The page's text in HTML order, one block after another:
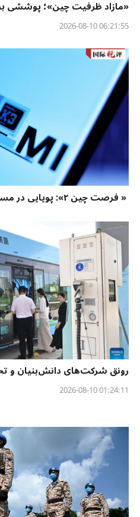
«مازاد ظرفیت چین»؛ پوششی
06:21:55 2026-08-10
« فرصت چین ۲»: پویایی در مسیر نوآوری
رونق شرکت‌های دانش‌بنیان و
01:24:11 2026-08-10